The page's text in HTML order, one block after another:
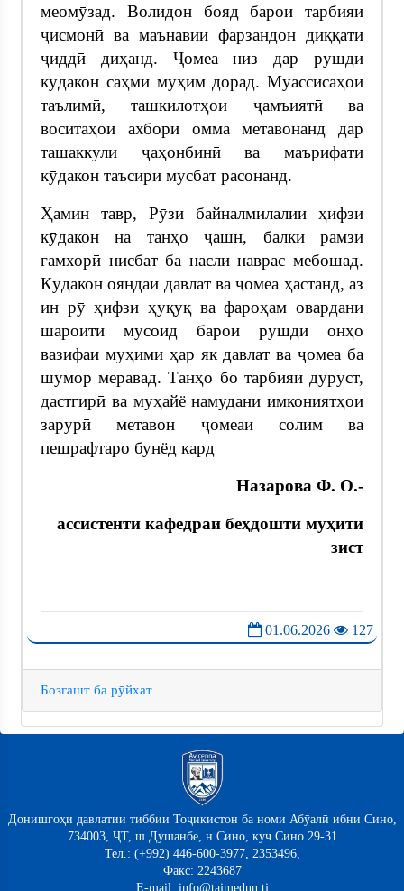
меомӯзад. Волидон бояд барои тарбияи
ҷисмонӣ ва маънавии фарзандон диққати
ҷиддӣ диҳанд. Ҷомеа низ дар рушди
кӯдакон саҳми муҳим дорад. Муассисаҳои
таълимӣ, ташкилотҳои ҷамъиятӣ ва
воситаҳои ахбори омма метавонанд дар
ташаккули ҷаҳонбинӣ ва маърифати
кӯдакон таъсири мусбат расонанд.
Ҳамин тавр, Рӯзи байналмилалии ҳифзи
кӯдакон на танҳо ҷашн, балки рамзи
ғамхорӣ нисбат ба насли наврас мебошад.
Кӯдакон ояндаи давлат ва ҷомеа ҳастанд, аз
ин рӯ ҳифзи ҳуқуқ ва фароҳам овардани
шароити мусоид барои рушди онҳо
вазифаи муҳими ҳар як давлат ва ҷомеа ба
шумор меравад. Танҳо бо тарбияи дуруст,
дастгирӣ ва муҳайё намудани имкониятҳои
зарурӣ метавон ҷомеаи солим ва
пешрафтаро бунёд кард
Назарова Ф. О.-
ассистенти кафедраи беҳдошти муҳити
зист
01.06.2026 127
Бозгашт ба рӯйхат
Донишгоҳи давлатии тиббии Тоҷикистон ба номи Абӯалӣ ибни Сино,
734003, ҶТ, ш.Душанбе, н.Сино, куч.Сино 29-31
Тел.: (+992) 446-600-3977, 2353496,
Факс: 2243687
E-mail: info@tajmedun.tj